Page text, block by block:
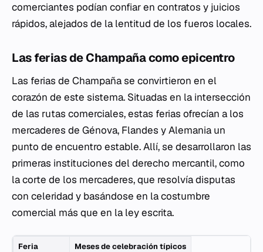
comerciantes podían confiar en contratos y juicios
rápidos, alejados de la lentitud de los fueros locales.
Las ferias de Champaña como epicentro
Las ferias de Champaña se convirtieron en el
corazón de este sistema. Situadas en la intersección
de las rutas comerciales, estas ferias ofrecían a los
mercaderes de Génova, Flandes y Alemania un
punto de encuentro estable. Allí, se desarrollaron las
primeras instituciones del derecho mercantil, como
la corte de los mercaderes, que resolvía disputas
con celeridad y basándose en la costumbre
comercial más que en la ley escrita.
Feria Meses de celebración típicos